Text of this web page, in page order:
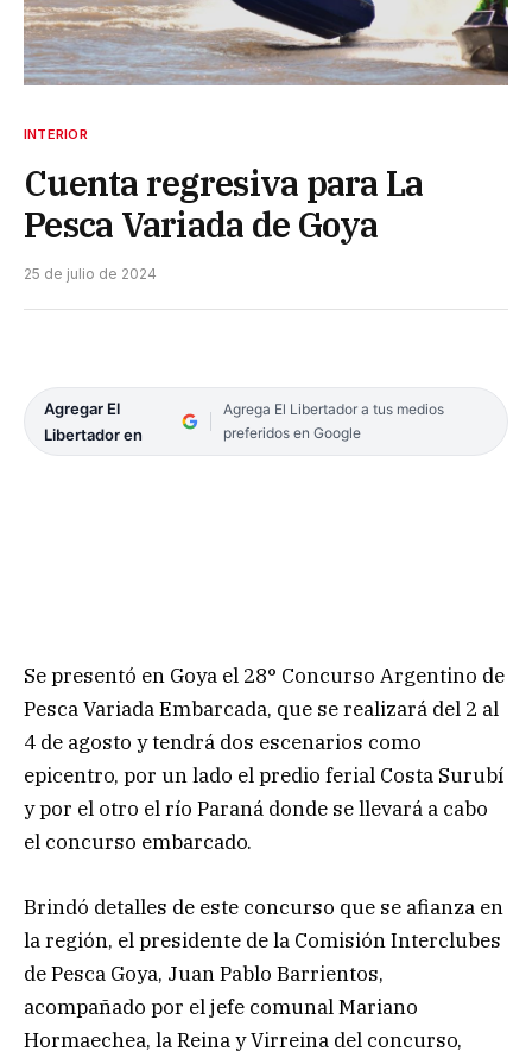
INTERIOR
Cuenta regresiva para La
Pesca Variada de Goya
25 de julio de 2024
Agregar El
Libertador en
Agrega El Libertador a tus medios
preferidos en Google
Se presentó en Goya el 28° Concurso Argentino de
Pesca Variada Embarcada, que se realizará del 2 al
4 de agosto y tendrá dos escenarios como
epicentro, por un lado el predio ferial Costa Surubí
y por el otro el río Paraná donde se llevará a cabo
el concurso embarcado.
Brindó detalles de este concurso que se afianza en
la región, el presidente de la Comisión Interclubes
de Pesca Goya, Juan Pablo Barrientos,
acompañado por el jefe comunal Mariano
Hormaechea, la Reina y Virreina del concurso,